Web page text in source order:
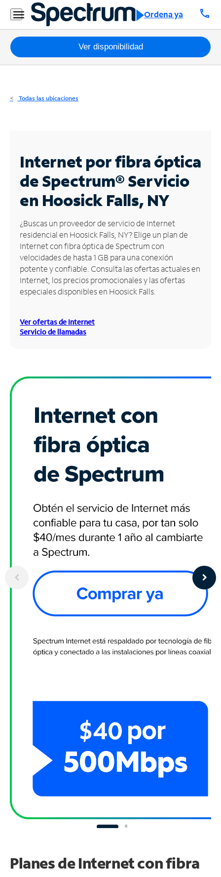
Ordena ya call
Residencial
Business
Paquetes
Internet
Business
Contáctanos
Inglés
Administrar
cuenta
Encuentra
una
tienda
Ver disponibilidad
Todas las ubicaciones
Internet por fibra óptica
de Spectrum®Servicio
en Hoosick Falls, NY
¿Buscas un proveedor de servicio de Internet
residencial en Hoosick Falls, NY? Elige un plan de
Internet con fibra óptica de Spectrum con
velocidades de hasta 1 GB para una conexión
potente y confiable. Consulta las ofertas actuales en
Internet, los precios promocionales y las ofertas
especiales disponibles en Hoosick Falls.
Ver ofertas de Internet
Servicio de llamadas
Planes de Internet con fibra